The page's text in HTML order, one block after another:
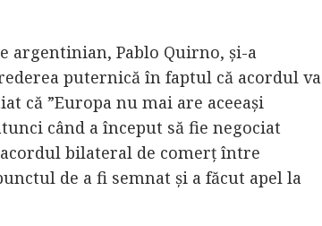
argentinian, Pablo Quirno, și-a
puternică în faptul că acordul va
că ”Europa nu mai are aceeași
când a început să fie negociat
bilateral de comerț între
de a fi semnat și a făcut apel la